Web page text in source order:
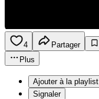
4 Partager
Plus
Ajouter à la playlist
Signaler